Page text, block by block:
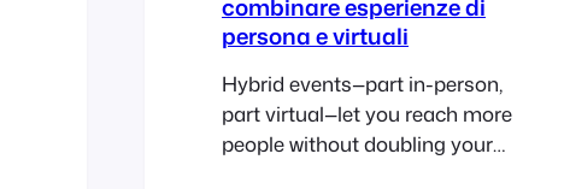
combinare esperienze di
persona e virtuali
Hybrid events—part in-person,
part virtual—let you reach more
people without doubling your